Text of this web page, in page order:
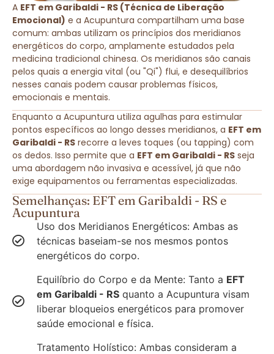
A EFT em Garibaldi - RS (Técnica de Liberação
Emocional) e a Acupuntura compartilham uma base
comum: ambas utilizam os princípios dos meridianos
energéticos do corpo, amplamente estudados pela
medicina tradicional chinesa. Os meridianos são canais
pelos quais a energia vital (ou "Qi") flui, e desequilíbrios
nesses canais podem causar problemas físicos,
emocionais e mentais.
Enquanto a Acupuntura utiliza agulhas para estimular
pontos específicos ao longo desses meridianos, a EFT em
Garibaldi - RS recorre a leves toques (ou tapping) com
os dedos. Isso permite que a EFT em Garibaldi - RS seja
uma abordagem não invasiva e acessível, já que não
exige equipamentos ou ferramentas especializadas.
Semelhanças: EFT em Garibaldi - RS e
Acupuntura
Uso dos Meridianos Energéticos: Ambas as
técnicas baseiam-se nos mesmos pontos
energéticos do corpo.
Equilíbrio do Corpo e da Mente: Tanto a EFT
em Garibaldi - RS quanto a Acupuntura visam
liberar bloqueios energéticos para promover
saúde emocional e física.
Tratamento Holístico: Ambas consideram a